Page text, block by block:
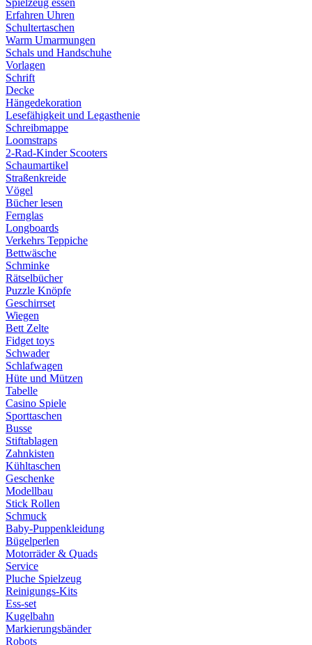
Spielzeug essen
Erfahren Uhren
Schultertaschen
Warm Umarmungen
Schals und Handschuhe
Vorlagen
Schrift
Decke
Hängedekoration
Lesefähigkeit und Legasthenie
Schreibmappe
Loomstraps
2-Rad-Kinder Scooters
Schaumartikel
Straßenkreide
Vögel
Bücher lesen
Fernglas
Longboards
Verkehrs Teppiche
Bettwäsche
Schminke
Rätselbücher
Puzzle Knöpfe
Geschirrset
Wiegen
Bett Zelte
Fidget toys
Schwader
Schlafwagen
Hüte und Mützen
Tabelle
Casino Spiele
Sporttaschen
Busse
Stiftablagen
Zahnkisten
Kühltaschen
Geschenke
Modellbau
Stick Rollen
Schmuck
Baby-Puppenkleidung
Bügelperlen
Motorräder & Quads
Service
Pluche Spielzeug
Reinigungs-Kits
Ess-set
Kugelbahn
Markierungsbänder
Robots